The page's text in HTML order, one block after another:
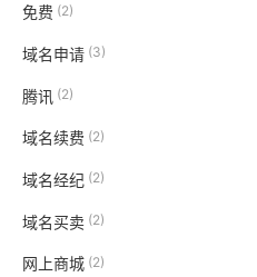
免费 (2)
域名申请 (3)
腾讯 (2)
域名续费 (2)
域名经纪 (2)
域名买卖 (2)
网上商城 (2)